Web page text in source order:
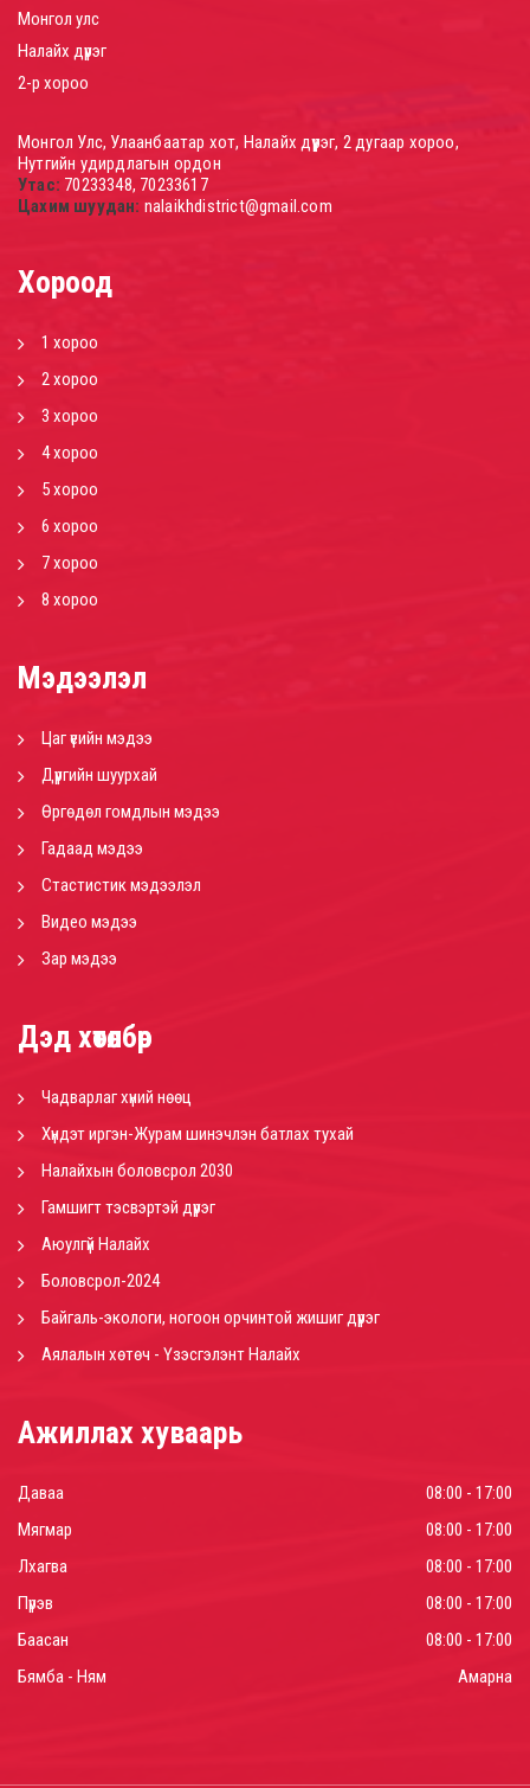
Монгол улс
Налайх дүүрэг
2-р хороо
Монгол Улс, Улаанбаатар хот, Налайх дүүрэг, 2 дугаар хороо,
Нутгийн удирдлагын ордон
Утас: 70233348, 70233617
Цахим шуудан: nalaikhdistrict@gmail.com
Хороод
1 хороо
2 хороо
3 хороо
4 хороо
5 хороо
6 хороо
7 хороо
8 хороо
Мэдээлэл
Цаг үеийн мэдээ
Дүүргийн шуурхай
Өргөдөл гомдлын мэдээ
Гадаад мэдээ
Стастистик мэдээлэл
Видео мэдээ
Зар мэдээ
Дэд хөтөлбөр
Чадварлаг хүний нөөц
Хүндэт иргэн-Журам шинэчлэн батлах тухай
Налайхын боловсрол 2030
Гамшигт тэсвэртэй дүүрэг
Аюулгүй Налайх
Боловсрол-2024
Байгаль-экологи, ногоон орчинтой жишиг дүүрэг
Аялалын хөтөч - Үзэсгэлэнт Налайх
Ажиллах хуваарь
Даваа
08:00 - 17:00
Мягмар
08:00 - 17:00
Лхагва
08:00 - 17:00
Пүрэв
08:00 - 17:00
Баасан
08:00 - 17:00
Бямба - Ням
Амарна